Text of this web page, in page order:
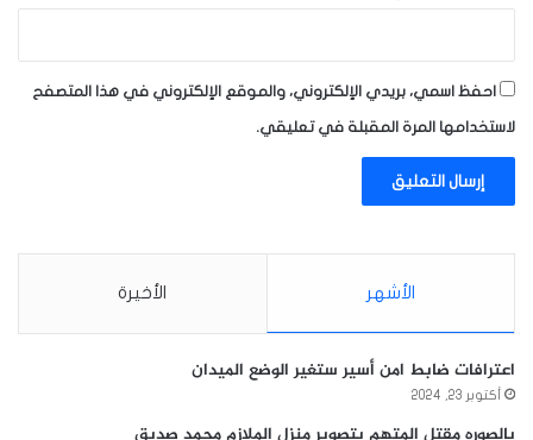
احفظ اسمي، بريدي الإلكتروني، والموقع الإلكتروني في هذا المتصفح
لاستخدامها المرة المقبلة في تعليقي.
الأشهر الأخيرة
اعترافات ضابط امن أسير ستغير الوضع الميدان
أكتوبر 23, 2024